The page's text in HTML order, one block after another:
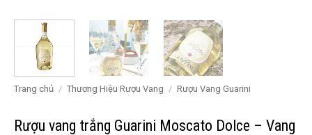
Trang chủ / Thương Hiệu Rượu Vang / Rượu Vang Guarini
Rượu vang trắng Guarini Moscato Dolce – Vang